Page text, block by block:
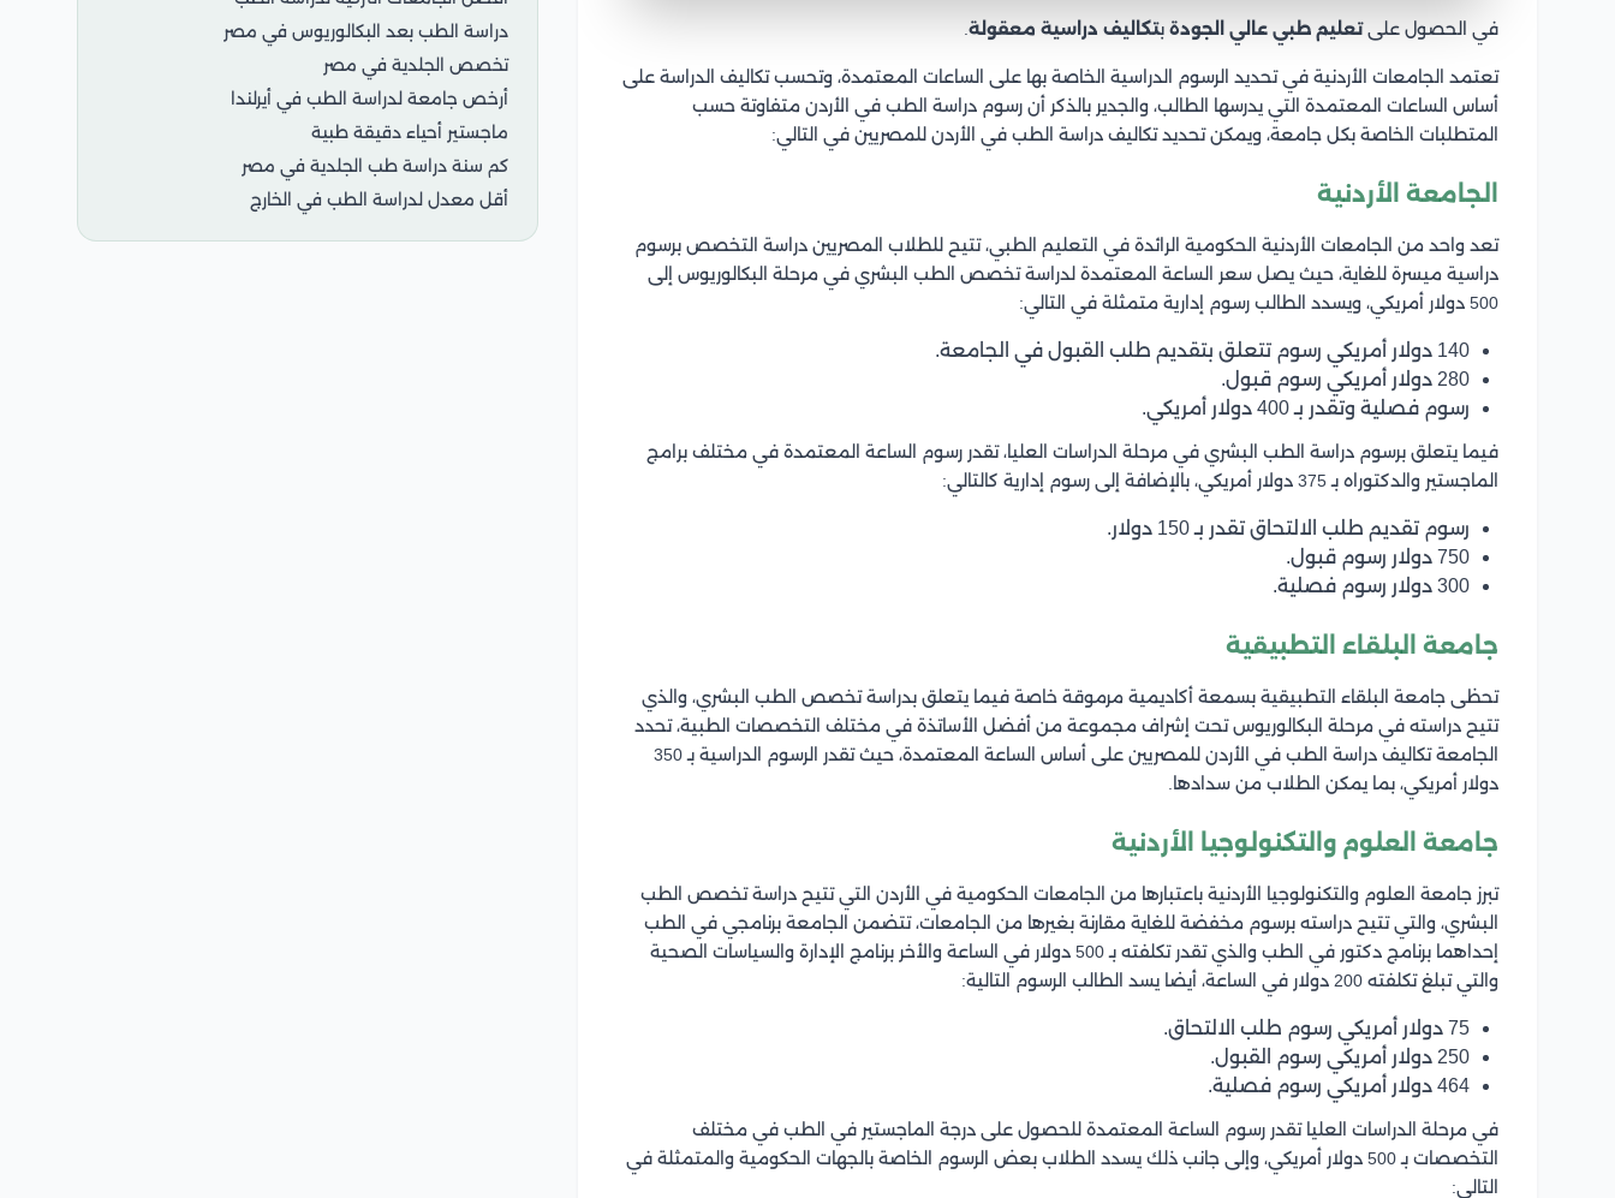
في الحصول علىتعليم طبي عالي الجودة بتكاليف دراسية معقولة
تعتمد الجامعات الأردنية في تحديد الرسوم الدراسية الخاصة بها على الساعات المعتمدة، وتحسب تكاليف الدراسة على
أساس الساعات المعتمدة التي يدرسها الطالب، والجدير بالذكر أن رسوم دراسة الطب في الأردن متفاوتة حسب
المتطلبات الخاصة بكل جامعة، ويمكن تحديد تكاليف دراسة الطب في الأردن للمصريين في التالي:
الجامعة الأردنية
تعد واحد من الجامعات الأردنية الحكومية الرائدة في التعليم الطبي، تتيح للطلاب المصريين دراسة التخصص برسوم
دراسية ميسرة للغاية، حيث يصل سعر الساعة المعتمدة لدراسة تخصص الطب البشري في مرحلة البكالوريوس إلى
500 دولار أمريكي، ويسدد الطالب رسوم إدارية متمثلة في التالي:
140 دولار أمريكي رسوم تتعلق بتقديم طلب القبول في الجامعة.
280 دولار أمريكي رسوم قبول.
رسوم فصلية وتقدر بـ 400 دولار أمريكي.
فيما يتعلق برسوم دراسة الطب البشري في مرحلة الدراسات العليا، تقدر رسوم الساعة المعتمدة في مختلف برامج
الماجستير والدكتوراه بـ 375 دولار أمريكي، بالإضافة إلى رسوم إدارية كالتالي:
رسوم تقديم طلب الالتحاق تقدر بـ 150 دولار.
750 دولار رسوم قبول.
300 دولار رسوم فصلية.
جامعة البلقاء التطبيقية
تحظى جامعة البلقاء التطبيقية بسمعة أكاديمية مرموقة خاصة فيما يتعلق بدراسة تخصص الطب البشري، والذي
تتيح دراسته في مرحلة البكالوريوس تحت إشراف مجموعة من أفضل الأساتذة في مختلف التخصصات الطبية، تحدد
الجامعة تكاليف دراسة الطب في الأردن للمصريين على أساس الساعة المعتمدة، حيث تقدر الرسوم الدراسية بـ 350
دولار أمريكي، بما يمكن الطلاب من سدادها.
جامعة العلوم والتكنولوجيا الأردنية
تبرز جامعة العلوم والتكنولوجيا الأردنية باعتبارها من الجامعات الحكومية في الأردن التي تتيح دراسة تخصص الطب
البشري، والتي تتيح دراسته برسوم مخفضة للغاية مقارنة بغيرها من الجامعات، تتضمن الجامعة برنامجي في الطب
إحداهما برنامج دكتور في الطب والذي تقدر تكلفته بـ 500 دولار في الساعة والأخر برنامج الإدارة والسياسات الصحية
والتي تبلغ تكلفته 200 دولار في الساعة، أيضا يسد الطالب الرسوم التالية:
75 دولار أمريكي رسوم طلب الالتحاق.
250 دولار أمريكي رسوم القبول.
464 دولار أمريكي رسوم فصلية.
في مرحلة الدراسات العليا تقدر رسوم الساعة المعتمدة للحصول على درجة الماجستير في الطب في مختلف
التخصصات بـ 500 دولار أمريكي، وإلى جانب ذلك يسدد الطلاب بعض الرسوم الخاصة بالجهات الحكومية والمتمثلة في
التالي:
دراسة الطب بعد البكالوريوس في مصر
تخصص الجلدية في مصر
أرخص جامعة لدراسة الطب في أيرلندا
ماجستير أحياء دقيقة طبية
كم سنة دراسة طب الجلدية في مصر
أقل معدل لدراسة الطب في الخارج